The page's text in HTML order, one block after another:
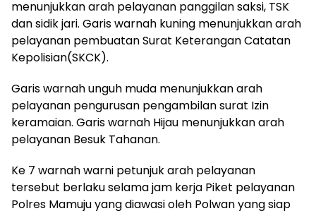
menunjukkan arah pelayanan panggilan saksi, TSK
dan sidik jari. Garis warnah kuning menunjukkan arah
pelayanan pembuatan Surat Keterangan Catatan
Kepolisian(SKCK).
Garis warnah unguh muda menunjukkan arah
pelayanan pengurusan pengambilan surat Izin
keramaian. Garis warnah Hijau menunjukkan arah
pelayanan Besuk Tahanan.
Ke 7 warnah warni petunjuk arah pelayanan
tersebut berlaku selama jam kerja Piket pelayanan
Polres Mamuju yang diawasi oleh Polwan yang siap